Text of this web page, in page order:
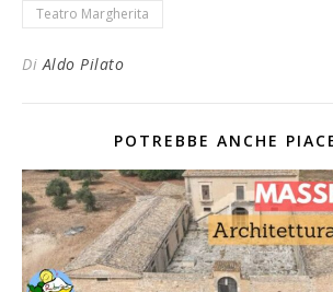
Teatro Margherita
DiAldo Pilato
POTREBBE ANCHE